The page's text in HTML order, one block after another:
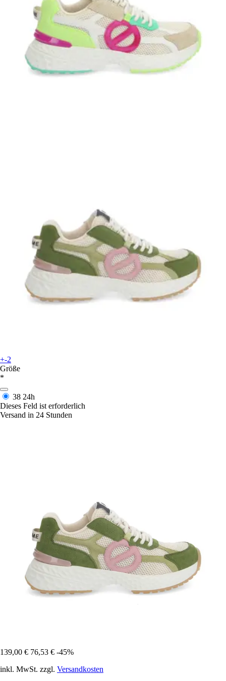
+-2
Größe
*
38 24h
Dieses Feld ist erforderlich
Versand in 24 Stunden
139,00 € 76,53 € -45%
inkl. MwSt. zzgl. Versandkosten